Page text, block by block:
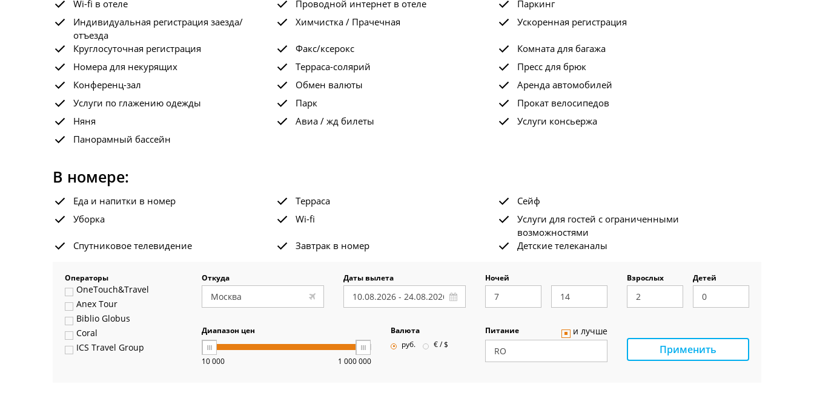
Wi-fi в отеле
Проводной интернет в отеле
Паркинг
Индивидуальная регистрация заезда/
отъезда
Химчистка / Прачечная Ускоренная регистрация
Круглосуточная регистрация Факс/ксерокс
Комната для багажа
Номера для некурящих
Терраса-солярий
Пресс для брюк
Конференц-зал
Обмен валюты
Аренда автомобилей
Услуги по глажению одежды
Парк
Прокат велосипедов
Няня
Авиа / жд билеты
Услуги консьержа
Панорамный бассейн
В номере:
Еда и напитки в номер Терраса
Сейф
Уборка
Wi-fi
Услуги для гостей с ограниченными
возможностями
Спутниковое телевидение
Завтрак в номер Детские телеканалы
Операторы
OneTouch&Travel
Anex Tour
Biblio Globus
Coral
ICS Travel Group
Откуда Даты вылета Ночей Взрослых Детей
Диапазон цен
10 000 1 000 000
Валюта
руб.
€ / $
Питание и лучше
Применить